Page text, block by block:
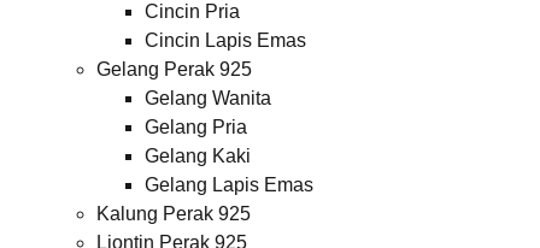
Cincin Pria
Cincin Lapis Emas
Gelang Perak 925
Gelang Wanita
Gelang Pria
Gelang Kaki
Gelang Lapis Emas
Kalung Perak 925
Liontin Perak 925